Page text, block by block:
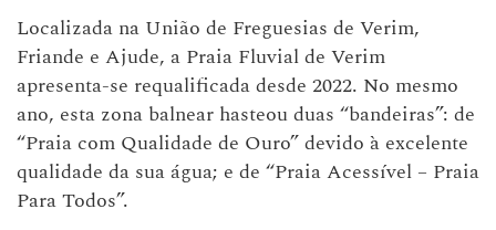
Localizada na União de Freguesias de Verim,
Friande e Ajude, a Praia Fluvial de Verim
apresenta-se requalificada desde 2022. No mesmo
ano, esta zona balnear hasteou duas “bandeiras”: de
“Praia com Qualidade de Ouro” devido à excelente
qualidade da sua água; e de “Praia Acessível – Praia
Para Todos”.